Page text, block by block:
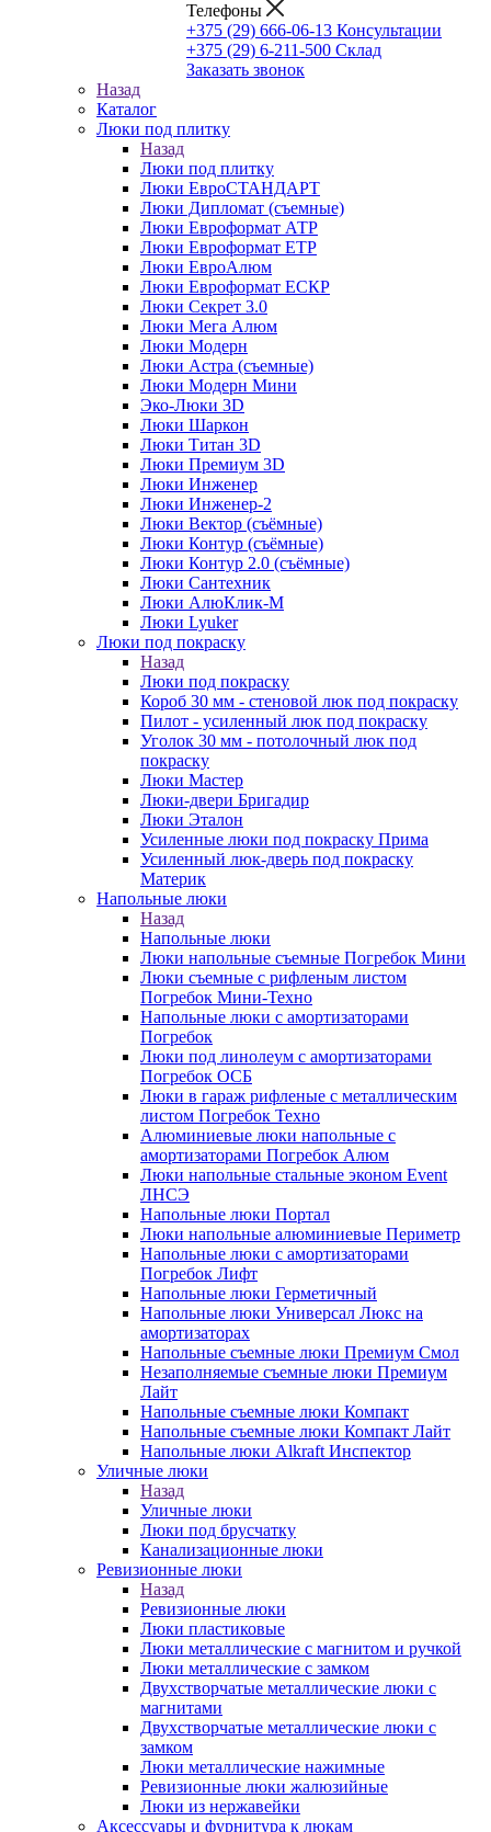
Телефоны
+375 (29) 666-06-13 Консультации
+375 (29) 6-211-500 Склад
Заказать звонок
Назад
Каталог
Люки под плитку
Назад
Люки под плитку
Люки ЕвроСТАНДАРТ
Люки Дипломат (съемные)
Люки Евроформат АТР
Люки Евроформат ЕТР
Люки ЕвроАлюм
Люки Евроформат ЕСКР
Люки Секрет 3.0
Люки Мега Алюм
Люки Модерн
Люки Астра (съемные)
Люки Модерн Мини
Эко-Люки 3D
Люки Шаркон
Люки Титан 3D
Люки Премиум 3D
Люки Инженер
Люки Инженер-2
Люки Вектор (съёмные)
Люки Контур (съёмные)
Люки Контур 2.0 (съёмные)
Люки Сантехник
Люки АлюКлик-М
Люки Lyuker
Люки под покраску
Назад
Люки под покраску
Короб 30 мм - стеновой люк под покраску
Пилот - усиленный люк под покраску
Уголок 30 мм - потолочный люк под
покраску
Люки Мастер
Люки-двери Бригадир
Люки Эталон
Усиленные люки под покраску Прима
Усиленный люк-дверь под покраску
Материк
Напольные люки
Назад
Напольные люки
Люки напольные съемные Погребок Мини
Люки съемные с рифленым листом
Погребок Мини-Техно
Напольные люки с амортизаторами
Погребок
Люки под линолеум с амортизаторами
Погребок ОСБ
Люки в гараж рифленые с металлическим
листом Погребок Техно
Алюминиевые люки напольные с
амортизаторами Погребок Алюм
Люки напольные стальные эконом Event
ЛНСЭ
Напольные люки Портал
Люки напольные алюминиевые Периметр
Напольные люки с амортизаторами
Погребок Лифт
Напольные люки Герметичный
Напольные люки Универсал Люкс на
амортизаторах
Напольные съемные люки Премиум Смол
Незаполняемые съемные люки Премиум
Лайт
Напольные съемные люки Компакт
Напольные съемные люки Компакт Лайт
Напольные люки Alkraft Инспектор
Уличные люки
Назад
Уличные люки
Люки под брусчатку
Канализационные люки
Ревизионные люки
Назад
Ревизионные люки
Люки пластиковые
Люки металлические с магнитом и ручкой
Люки металлические с замком
Двухстворчатые металлические люки с
магнитами
Двухстворчатые металлические люки с
замком
Люки металлические нажимные
Ревизионные люки жалюзийные
Люки из нержавейки
Аксессуары и фурнитура к люкам